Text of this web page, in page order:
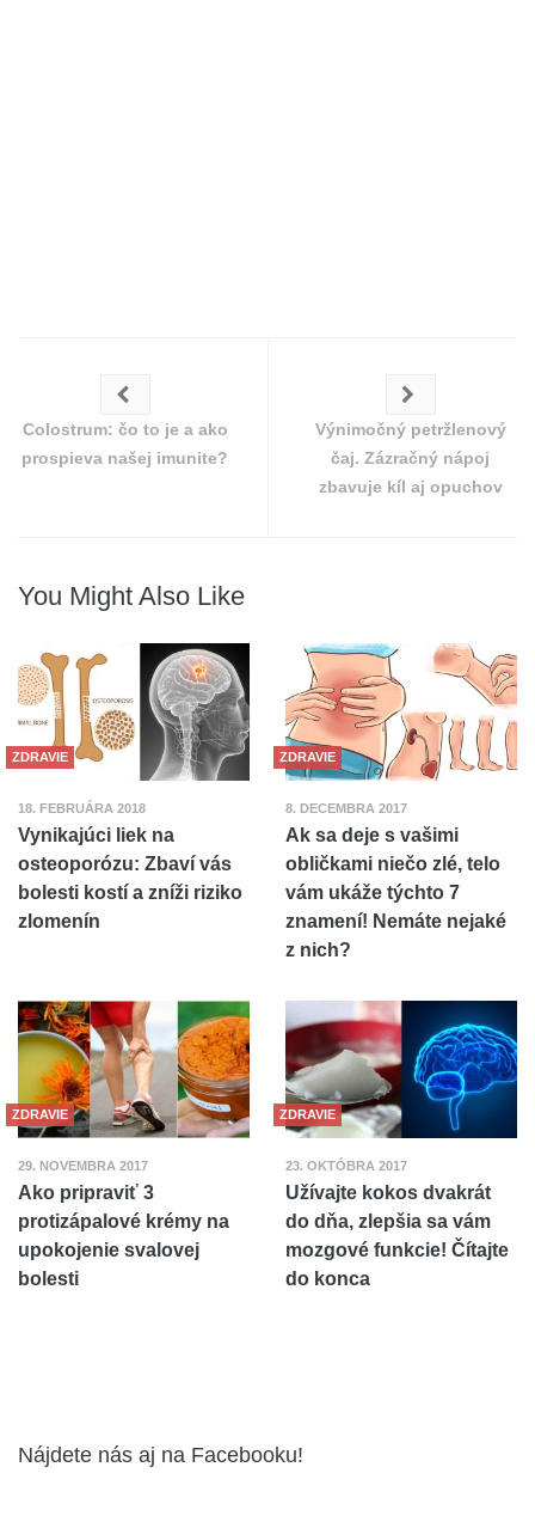
Colostrum: čo to je a ako
prospieva našej imunite?
Výnimočný petržlenový
čaj. Zázračný nápoj
zbavuje kíl aj opuchov
You Might Also Like
ZDRAVIE
18. FEBRUÁRA 2018
Vynikajúci liek na
osteoporózu: Zbaví vás
bolesti kostí a zníži riziko
zlomenín
ZDRAVIE
8. DECEMBRA 2017
Ak sa deje s vašimi
obličkami niečo zlé, telo
vám ukáže týchto 7
znamení! Nemáte nejaké
z nich?
ZDRAVIE
29. NOVEMBRA 2017
Ako pripraviť 3
protizápalové krémy na
upokojenie svalovej
bolesti
ZDRAVIE
23. OKTÓBRA 2017
Užívajte kokos dvakrát
do dňa, zlepšia sa vám
mozgové funkcie! Čítajte
do konca
Nájdete nás aj na Facebooku!